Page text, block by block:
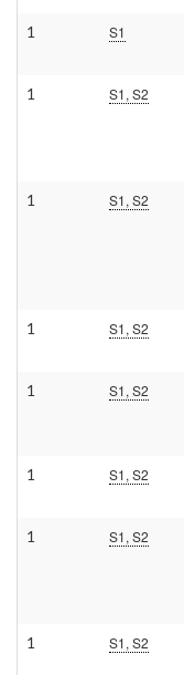
1 S1
1 S1, S2
1 S1, S2
1 S1, S2
1 S1, S2
1 S1, S2
1 S1, S2
1 S1, S2